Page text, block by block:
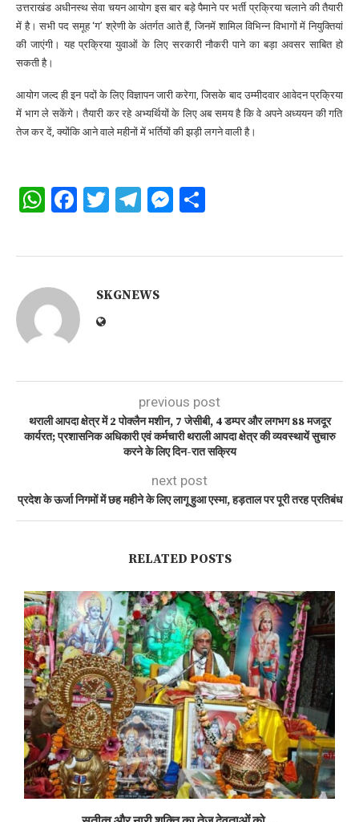
उत्तराखंड अधीनस्थ सेवा चयन आयोग इस बारबड़े पैमाने पर भर्ती प्रक्रियाचलाने की तैयारी
में है। सभी पदसमूह ‘ग’ श्रेणी के अंतर्गत आते हैं, जिनमें शामिल विभिन्न विभागों में नियुक्तियां
की जाएंगी। यह प्रक्रिया युवाओं के लिए सरकारी नौकरी पाने का बड़ा अवसर साबित हो
सकती है।
आयोग जल्द ही इन पदों के लिएविज्ञापन जारी करेगा, जिसके बाद उम्मीदवार आवेदन प्रक्रिया
में भाग ले सकेंगे। तैयारी कर रहे अभ्यर्थियों के लिए अब समय है कि वे अपने अध्ययन की गति
तेज कर दें, क्योंकि आने वाले महीनों में भर्तियों की झड़ी लगने वाली है।
WhatsApp
Facebook
Twitter
Telegram
Messenger
SKGNEWS
previous post
थराली आपदा क्षेत्र में 2 पोक्लैन मशीन, 7 जेसीबी, 4 डम्पर और लगभग 88 मजदूर
कार्यरत; प्रशासनिक अधिकारी एवं कर्मचारी थराली आपदा क्षेत्र की व्यवस्थायें सुचारु
करने के लिए दिन-रात सक्रिय
next post
प्रदेश के ऊर्जा निगमों में छह महीने के लिए लागू हुआ एस्मा, हड़ताल पर पूरी तरह प्रतिबंध
RELATED POSTS